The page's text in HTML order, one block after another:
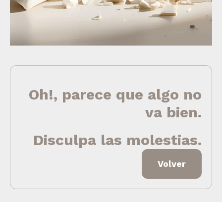
Oh!, parece que algo no
va bien.
Disculpa las molestias.
Volver